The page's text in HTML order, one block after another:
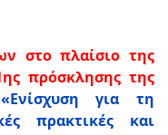
στο πλαίσιο της
πρόσκλησης της
για τη
πρακτικές και